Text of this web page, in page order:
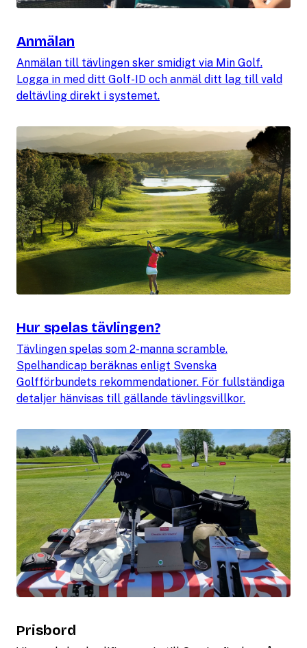
Anmälan
Anmälan till tävlingen sker smidigt via Min Golf.
Logga in med ditt Golf-ID och anmäl ditt lag till vald
deltävling direkt i systemet.
Hur spelas tävlingen?
Tävlingen spelas som 2-manna scramble.
Spelhandicap beräknas enligt Svenska
Golfförbundets rekommendationer. För fullständiga
detaljer hänvisas till gällande tävlingsvillkor.
Prisbord